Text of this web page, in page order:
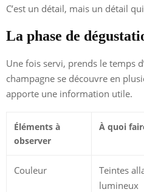
C’est un détail, mais un détail
La phase de
Une fois servi, prends le temps
champagne se découvre en
apporte une information utile.
Éléments à
observer
À quoi
Couleur
Teintes
lumineux